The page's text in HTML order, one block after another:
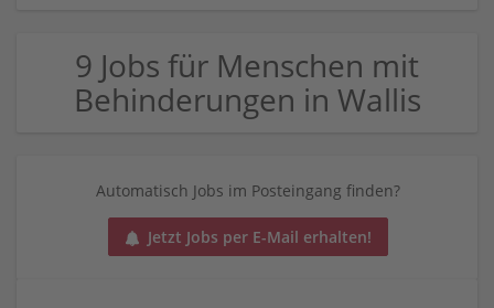
9 Jobs für Menschen mit
Behinderungen in Wallis
Automatisch Jobs im Posteingang finden?
Jetzt Jobs per E-Mail erhalten!